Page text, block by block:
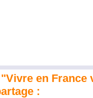
en France
: